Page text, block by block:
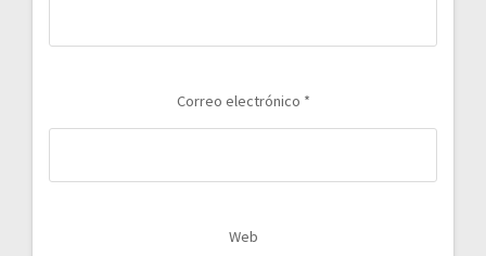
Correo electrónico *
Web